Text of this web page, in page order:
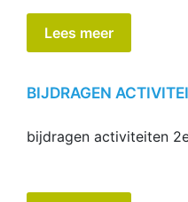
Lees meer
BIJDRAGEN
bijdragen activiteiten